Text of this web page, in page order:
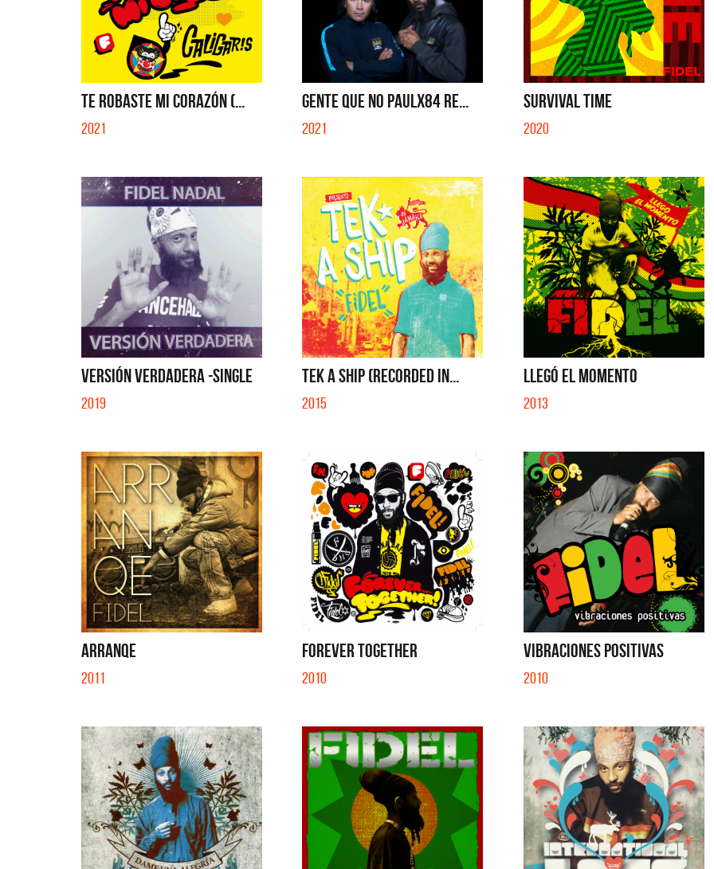
TE ROBASTE MI CORAZÓN (...
2021
GENTE QUE NO PAULX84 RE...
2021
SURVIVAL TIME
2020
VERSIÓN VERDADERA -SINGLE
2019
TEK A SHIP (RECORDED IN...
2015
LLEGÓ EL MOMENTO
2013
ARRANQE
2011
FOREVER TOGETHER
2010
VIBRACIONES POSITIVAS
2010